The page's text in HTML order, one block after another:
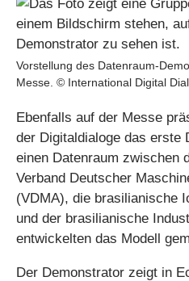
Vorstellung des Datenraum-
Messe. © International Digital
Ebenfalls auf der Messe
der Digitaldialoge das erste
einen Datenraum zwischen
Verband Deutscher
(VDMA), die brasilianische
und der brasilianische
entwickelten das Modell
Der Demonstrator zeigt in